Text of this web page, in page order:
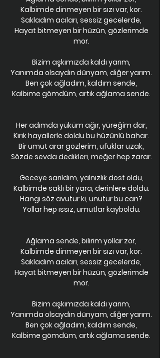
Kalbimde dinmeyen bir sızı var, kor.
Sakladım acıları, sessiz gecelerde,
Hayat bitmeyen bir hüzün, gözlerimde
mor.
Bizim aşkımızda kaldı yarım,
Yanımda olsaydın dünyam, diğer yarım.
Ben çok ağladım, kaldım sende,
Kalbime gömdüm, artık ağlama sende.
Her adımda yüküm ağır, yüreğim dar,
Kırık hayallerle doldu bu hüzünlü bahar.
Bir umut arar gözlerim, ufuklar uzak,
Sözde sevda dedikleri, meğer hep zarar.
Geceye sarıldım, yalnızlık dost oldu,
Kalbimde saklı bir yara, derinlere doldu.
Hangi söz avutur ki, unutur bu can?
Yollar hep ıssız, umutlar kayboldu.
Ağlama sende, bilirim yollar zor,
Kalbimde dinmeyen bir sızı var, kor.
Sakladım acıları, sessiz gecelerde,
Hayat bitmeyen bir hüzün, gözlerimde
mor.
Bizim aşkımızda kaldı yarım,
Yanımda olsaydın dünyam, diğer yarım.
Ben çok ağladım, kaldım sende,
Kalbime gömdüm, artık ağlama sende.